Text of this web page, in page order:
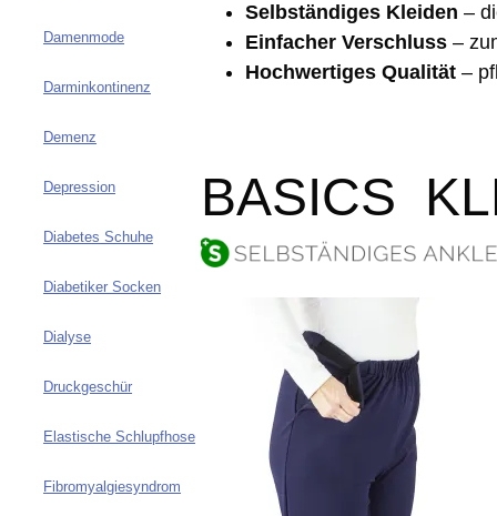
Damenmode
Darminkontinenz
Demenz
Depression
Diabetes Schuhe
Diabetiker Socken
Dialyse
Druckgeschür
Elastische Schlupfhose
Fibromyalgiesyndrom
Selbständiges Kleiden –
Einfacher Verschluss –
Hochwertiges Qualität –
BASICS